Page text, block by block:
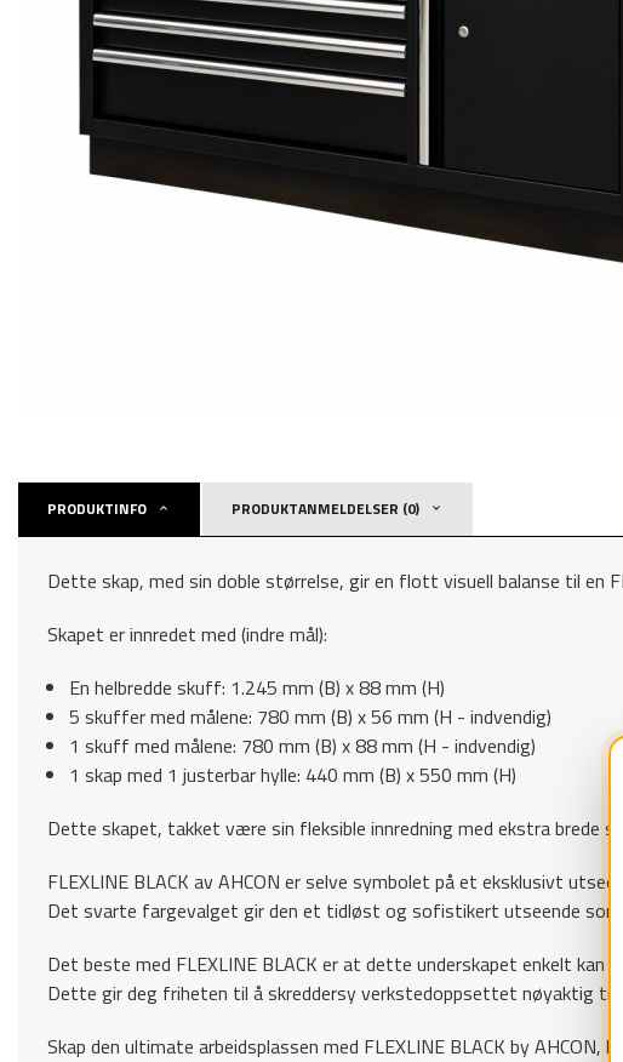
PRODUKTINFO PRODUKTANMELDELSER (0)
Dette skap, med sin doble størrelse, gir en flott visuell balanse til en
Skapet er innredet med (indre mål):
En helbredde skuff: 1.245 mm (B) x 88 mm (H)
5 skuffer med målene: 780 mm (B) x 56 mm (H - indvendig)
1 skuff med målene: 780 mm (B) x 88 mm (H - indvendig)
1 skap med 1 justerbar hylle: 440 mm (B) x 550 mm (H)
Dette skapet, takket være sin fleksible innredning med ekstra brede
FLEXLINE BLACK av AHCON er selve symbolet på et eksklusivt
Det svarte fargevalget gir den et tidløst og sofistikert utseende
Det beste med FLEXLINE BLACK er at dette underskapet enkelt kan
Dette gir deg friheten til å skreddersy verkstedoppsettet nøyaktig til
Skap den ultimate arbeidsplassen med FLEXLINE BLACK by